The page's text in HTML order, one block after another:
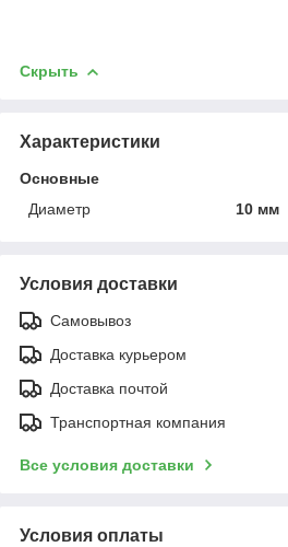
Скрыть
Характеристики
Основные
Диаметр
10 мм
Условия доставки
Самовывоз
Доставка курьером
Доставка почтой
Транспортная компания
Все условия доставки
Условия оплаты